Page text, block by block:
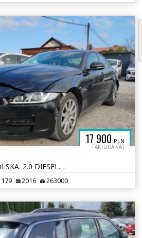
17 900 PLN
FAKTURA VAT
2016r. SALON POLSKA. 2.0 DIESEL. AUTOMAT.Uszkodzony lewy przód. Jeździ
2016 263000